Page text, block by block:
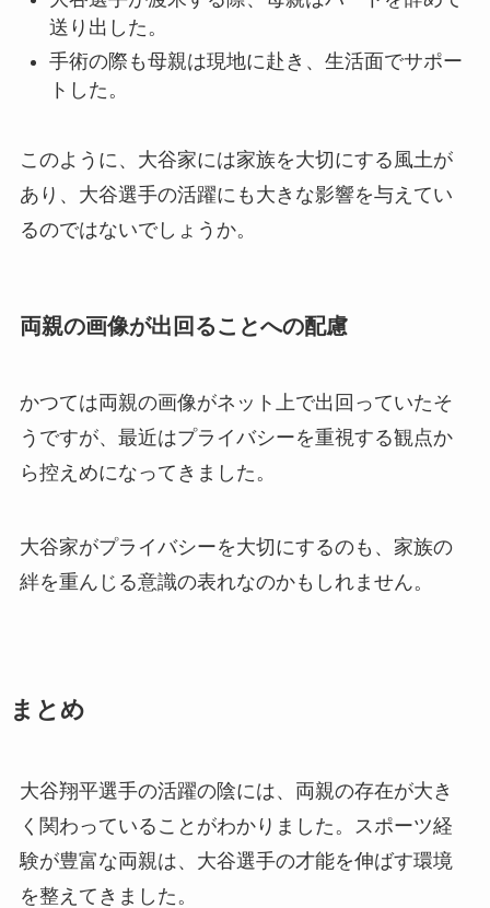
送り出した。
手術の際も母親は現地に赴き、生活面でサポー
トした。
このように、大谷家には家族を大切にする風土が
あり、大谷選手の活躍にも大きな影響を与えてい
るのではないでしょうか。
両親の画像が出回ることへの配慮
かつては両親の画像がネット上で出回っていたそ
うですが、最近はプライバシーを重視する観点か
ら控えめになってきました。
大谷家がプライバシーを大切にするのも、家族の
絆を重んじる意識の表れなのかもしれません。
まとめ
大谷翔平選手の活躍の陰には、両親の存在が大き
く関わっていることがわかりました。スポーツ経
験が豊富な両親は、大谷選手の才能を伸ばす環境
を整えてきました。